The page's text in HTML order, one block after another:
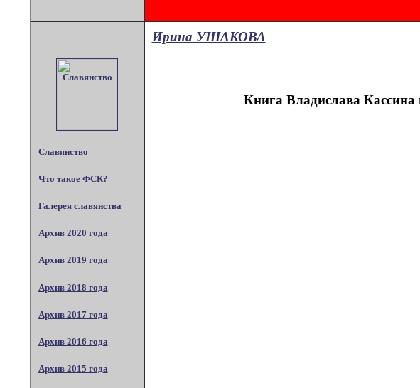
Славянство
Что такое ФСК?
Галерея славянства
Архив 2020 года
Архив 2019 года
Архив 2018 года
Архив 2017 года
Архив 2016 года
Архив 2015 года
Ирина УШАКОВА
Книга Владислава